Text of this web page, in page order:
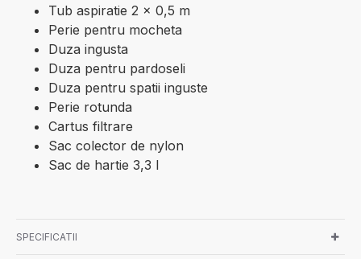
Tub aspiratie 2 x 0,5 m
Perie pentru mocheta
Duza ingusta
Duza pentru pardoseli
Duza pentru spatii inguste
Perie rotunda
Cartus filtrare
Sac colector de nylon
Sac de hartie 3,3 l
SPECIFICATII